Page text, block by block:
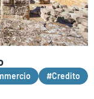
#Credito